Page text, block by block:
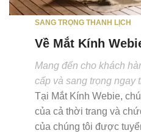
SANG TRỌNG THANH LỊCH
Về Mắt Kính
Mang đến cho khách
cấp và sang trọng ngay
Tại Mắt Kính Webie,
của cả thời trang và
của chúng tôi được